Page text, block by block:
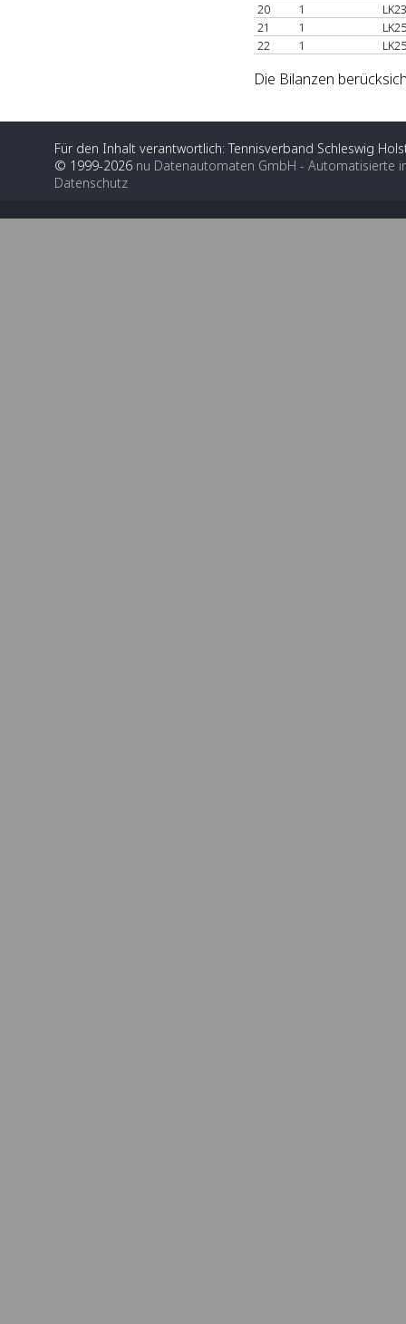
20
1
21
1
22
1
Die Bilanzen
Für den Inhalt verantwortlich: Tennisverband Schleswig
© 1999-2026 nu Datenautomaten GmbH - Automatisierte
Datenschutz